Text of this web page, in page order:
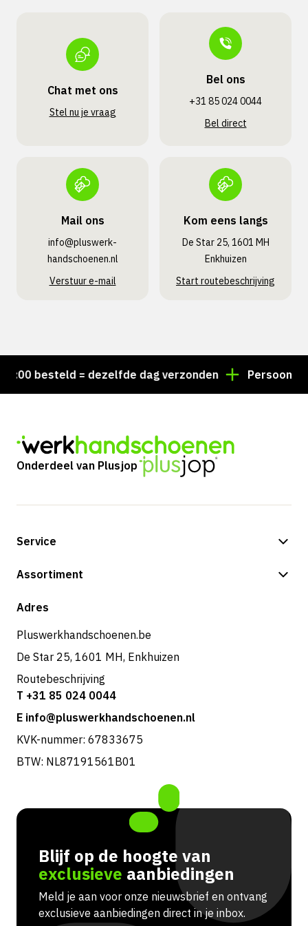
Chat met ons
Stel nu je vraag
Bel ons
+31 85 024 0044
Bel direct
Mail ons
info@pluswerk­
handschoenen.nl
Verstuur e-mail
Kom eens langs
De Star 25, 1601 MH
Enkhuizen
Start routebeschrijving
besteld = dezelfde dag verzonden Persoonlijk
Onderdeel van Plusjop
Service
Betalingsmogelijkheden
Retouren & service
Assortiment
Shop
Adres
Pluswerkhandschoenen.be
De Star 25, 1601 MH, Enkhuizen
Routebeschrijving
T +31 85 024 0044
E info@pluswerkhandschoenen.nl
KVK-nummer: 67833675
BTW: NL87191561B01
Blijf op de hoogte van
exclusieve aanbiedingen
Meld je aan voor onze nieuwsbrief en ontvang
exclusieve aanbiedingen direct in je inbox.